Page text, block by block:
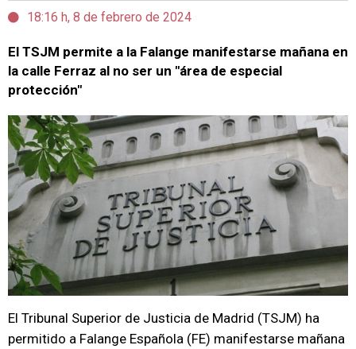
18:16 h, 8 de febrero de 2024
El TSJM permite a la Falange manifestarse mañana en
la calle Ferraz al no ser un "área de especial
protección"
El Tribunal Superior de Justicia de Madrid (TSJM) ha
permitido a Falange Española (FE) manifestarse mañana